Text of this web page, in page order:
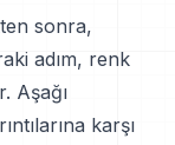
sonra,
adım, renk
Aşağı
karşı